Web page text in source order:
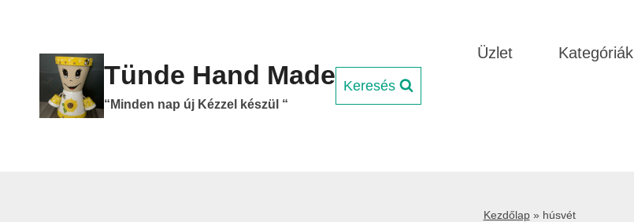
content
Tünde Hand Made
“Minden nap új Kézzel készül “
Keresés
Üzlet Kategóriák
Kezdőlap» húsvét